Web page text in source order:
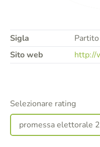
Sigla
Sito web
http://
Selezionare rating